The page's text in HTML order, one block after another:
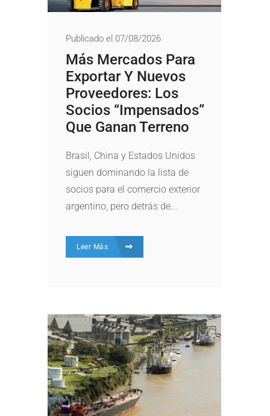
Publicado el 07/08/2026
Más Mercados Para
Exportar Y Nuevos
Proveedores: Los
Socios “impensados”
Que Ganan Terreno
Brasil, China y Estados Unidos
siguen dominando la lista de
socios para el comercio exterior
argentino, pero detrás de...
Leer Más